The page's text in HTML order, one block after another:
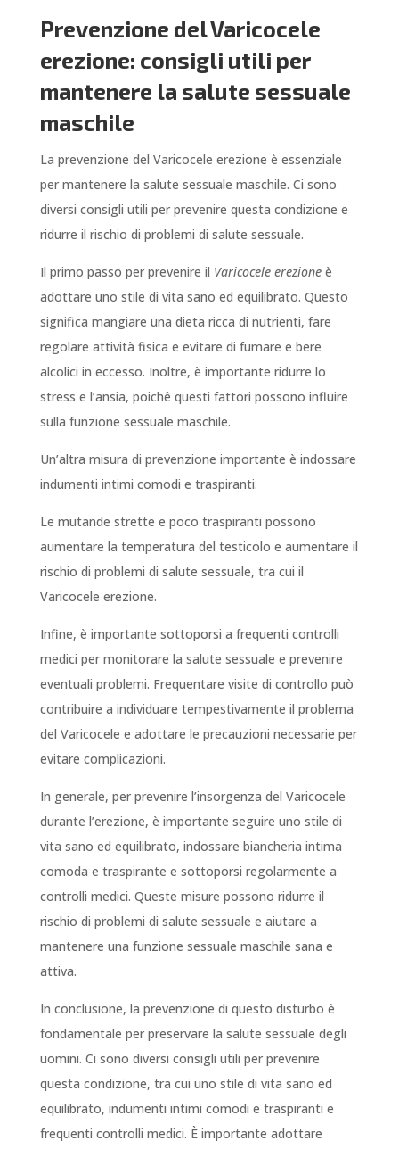
Prevenzione del Varicocele
erezione: consigli utili per
mantenere la salute sessuale
maschile
La prevenzione del Varicocele erezione è essenziale
per mantenere la salute sessuale maschile. Ci sono
diversi consigli utili per prevenire questa condizione e
ridurre il rischio di problemi di salute sessuale.
Il primo passo per prevenire il Varicocele erezioneè
adottare uno stile di vita sano ed equilibrato. Questo
significa mangiare una dieta ricca di nutrienti, fare
regolare attività fisica e evitare di fumare e bere
alcolici in eccesso. Inoltre, è importante ridurre lo
stress e l’ansia, poichê questi fattori possono influire
sulla funzione sessuale maschile.
Un’altra misura di prevenzione importante è indossare
indumenti intimi comodi e traspiranti.
Le mutande strette e poco traspiranti possono
aumentare la temperatura del testicolo e aumentare il
rischio di problemi di salute sessuale, tra cui il
Varicocele erezione.
Infine, è importante sottoporsi a frequenti controlli
medici per monitorare la salute sessuale e prevenire
eventuali problemi. Frequentare visite di controllo può
contribuire a individuare tempestivamente il problema
del Varicocele e adottare le precauzioni necessarie per
evitare complicazioni.
In generale, per prevenire l’insorgenza del Varicocele
durante l’erezione, è importante seguire uno stile di
vita sano ed equilibrato, indossare biancheria intima
comoda e traspirante e sottoporsi regolarmente a
controlli medici. Queste misure possono ridurre il
rischio di problemi di salute sessuale e aiutare a
mantenere una funzione sessuale maschile sana e
attiva.
In conclusione, la prevenzione di questo disturbo è
fondamentale per preservare la salute sessuale degli
uomini. Ci sono diversi consigli utili per prevenire
questa condizione, tra cui uno stile di vita sano ed
equilibrato, indumenti intimi comodi e traspiranti e
frequenti controlli medici. È importante adottare